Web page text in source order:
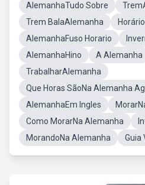
AlemanhaTudo Sobre
Trem BalaAlemanha
AlemanhaFuso Horario
AlemanhaHino
A Alemanha
TrabalharAlemanha
Que Horas SãoNa Alemanha
AlemanhaEm Ingles
Como MorarNa Alemanha
MorandoNa Alemanha
Guia